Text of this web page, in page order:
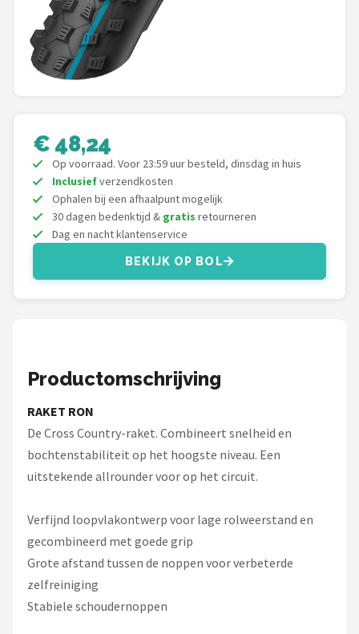
Volare
ABUS
AXA
New Looxs
BBB Cycling
Schwalbe
Voltano
Alle merken →
€ 48,24
Op voorraad. Voor 23:59 uur besteld, dinsdag in huis
Inclusiefverzendkosten
Ophalen bij een afhaalpunt mogelijk
30 dagen bedenktijd & gratis retourneren
Dag en nacht klantenservice
BEKIJK OP BOL
Productomschrijving
RAKET RON
De Cross Country-raket. Combineert snelheid en
bochtenstabiliteit op het hoogste niveau. Een
uitstekende allrounder voor op het circuit.
Verfijnd loopvlakontwerp voor lage rolweerstand en
gecombineerd met goede grip
Grote afstand tussen de noppen voor verbeterde
zelfreiniging
Stabiele schoudernoppen